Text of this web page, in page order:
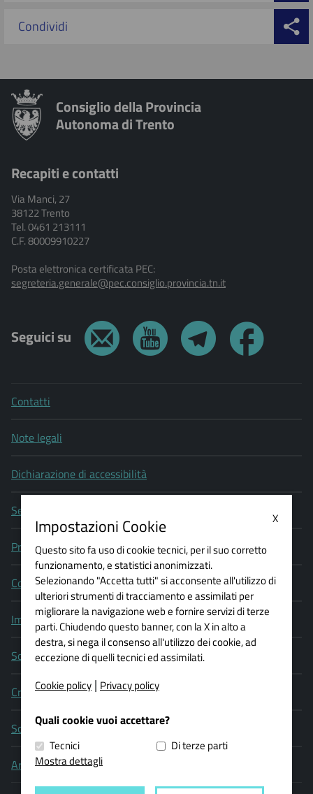
Condividi
Consiglio della Provincia
Autonoma di Trento
Recapiti e contatti
Via Manci, 27
38122 Trento
Tel. 0461 213111
C.F. 80009910227
Posta elettronica certificata PEC:
segreteria.generale@pec.consiglio.provincia.tn.it
Seguici su
Contatti
Note legali
Dichiarazione di accessibilità
Segnala un problema di accessibilità
Privacy policy
Cookie policy
Impostazioni Cookie
Social media policy
Credits
Scrivi al webmaster
Area operatori
X
Impostazioni Cookie
Questo sito fa uso di cookie tecnici, per il suo corretto
funzionamento, e statistici anonimizzati.
Selezionando "Accetta tutti" si acconsente all'utilizzo di
ulteriori strumenti di tracciamento e assimilati per
migliorare la navigazione web e fornire servizi di terze
parti. Chiudendo questo banner, con la X in alto a
destra, si nega il consenso all'utilizzo dei cookie, ad
eccezione di quelli tecnici ed assimilati.
Cookie policy | Privacy policy
Quali cookie vuoi accettare?
Tecnici
Di terze parti
Mostra dettagli